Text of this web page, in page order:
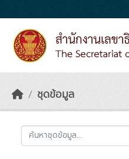
ชุดข้อมูล